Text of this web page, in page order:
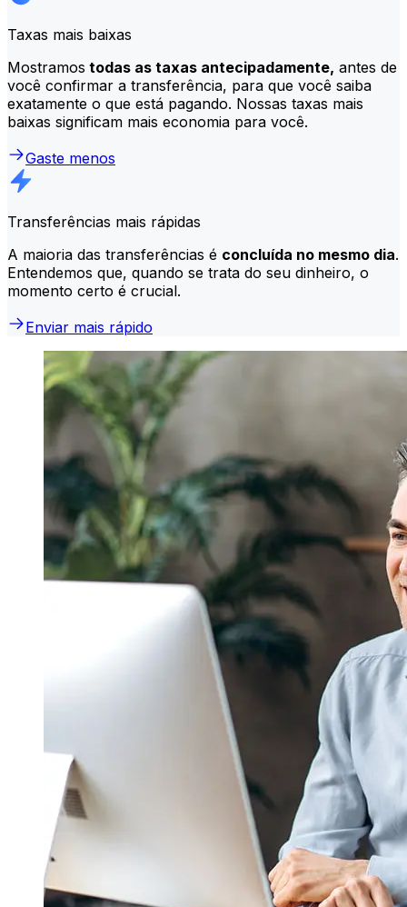
Taxas mais baixas
Mostramos todas as taxas antecipadamente, antes de
você confirmar a transferência, para que você saiba
exatamente o que está pagando. Nossas taxas mais
baixas significam mais economia para você.
Gaste menos
Transferências mais rápidas
A maioria das transferências é concluída no mesmo dia.
Entendemos que, quando se trata do seu dinheiro, o
momento certo é crucial.
Enviar mais rápido